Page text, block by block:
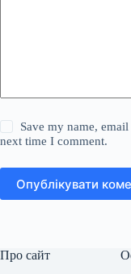
Save my name,
next time I comment.
Опублікувати
Про сайт